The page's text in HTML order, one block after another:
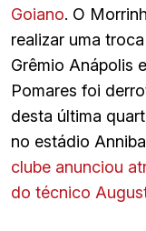
Goiano. O
realizar uma
Grêmio Anápolis
Pomares foi
desta última
no estádio
clube anunciou
do técnico